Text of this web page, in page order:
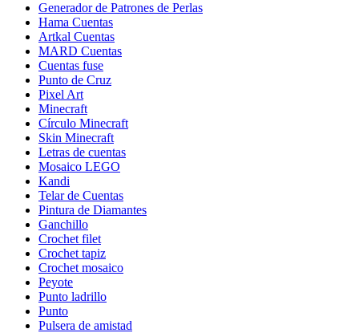
Generador de Patrones de Perlas
Hama Cuentas
Artkal Cuentas
MARD Cuentas
Cuentas fuse
Punto de Cruz
Pixel Art
Minecraft
Círculo Minecraft
Skin Minecraft
Letras de cuentas
Mosaico LEGO
Kandi
Telar de Cuentas
Pintura de Diamantes
Ganchillo
Crochet filet
Crochet tapiz
Crochet mosaico
Peyote
Punto ladrillo
Punto
Pulsera de amistad